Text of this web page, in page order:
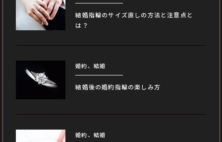
結婚指輪のサイズ直しの方法と注意点と
は？
婚約、結婚
結婚後の婚約指輪の楽しみ方
婚約、結婚